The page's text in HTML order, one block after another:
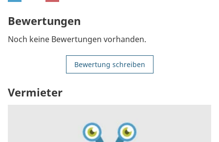
Bewertungen
Noch keine Bewertungen vorhanden.
Bewertung schreiben
Vermieter